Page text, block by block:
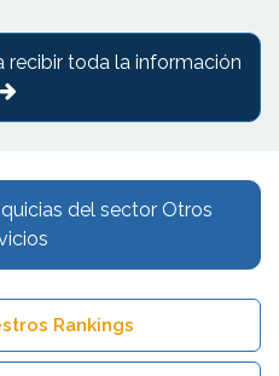
del sector Otros
Rankings